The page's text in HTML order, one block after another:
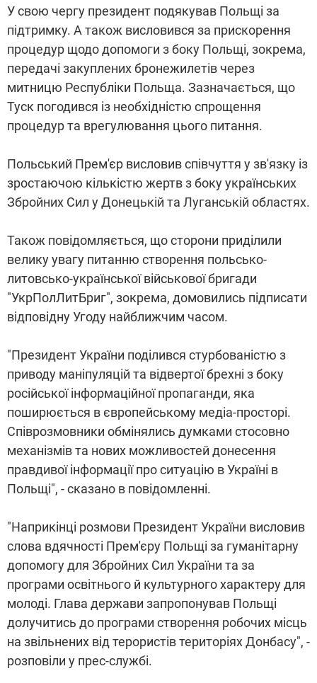
У свою чергу президент подякував Польщі за
підтримку. А також висловився за прискорення
процедур щодо допомоги з боку Польщі, зокрема,
передачі закуплених бронежилетів через
митницю Республіки Польща. Зазначається, що
Туск погодився із необхідністю спрощення
процедур та врегулювання цього питання.
Польський Прем'єр висловив співчуття у зв'язку із
зростаючою кількістю жертв з боку українських
Збройних Сил у Донецькій та Луганській областях.
Також повідомляється, що сторони приділили
велику увагу питанню створення польсько-
литовсько-української військової бригади
"УкрПолЛитБриг", зокрема, домовились підписати
відповідну Угоду найближчим часом.
"Президент України поділився стурбованістю з
приводу маніпуляцій та відвертої брехні з боку
російської інформаційної пропаганди, яка
поширюється в європейському медіа-просторі.
Співрозмовники обмінялись думками стосовно
механізмів та нових можливостей донесення
правдивої інформації про ситуацію в Україні в
Польщі", - сказано в повідомленні.
"Наприкінці розмови Президент України висловив
слова вдячності Прем'єру Польщі за гуманітарну
допомогу для Збройних Сил України та за
програми освітнього й культурного характеру для
молоді. Глава держави запропонував Польщі
долучитись до програми створення робочих місць
на звільнених від терористів територіях Донбасу", -
розповіли у прес-службі.